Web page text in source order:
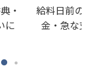
・
に
給料日前の
金・急な支